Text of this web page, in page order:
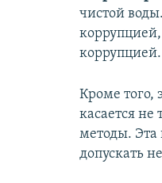
чистой
коррупцией.
Кроме того,
касается не
методы. Эта
допускать